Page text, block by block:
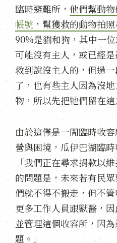
臨時避難所， 他們幫動
帳號 ，幫獲救的動物拍
90%是貓和狗，其中一
可能沒有主人，或已經
救到說沒主人的，但過
了，也有些主人因為沒
物，所以先把牠們留在這
由於這僅是一間臨時收
營與困境，瓜伊巴湖臨
「我們正在尋求捐款以
的問題是，未來若有民
們就不得不搬走，但不
更多工作人員跟獸醫，
並管理這個收容所，因
題。」